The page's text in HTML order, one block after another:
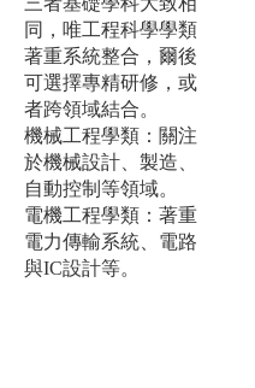
同，唯工程科學學類
著重系統整合，爾後
可選擇專精研修，或
者跨領域結合。
機械工程學類：關注
於機械設計、製造、
自動控制等領域。
電機工程學類：著重
電力傳輸系統、電路
與IC設計等。